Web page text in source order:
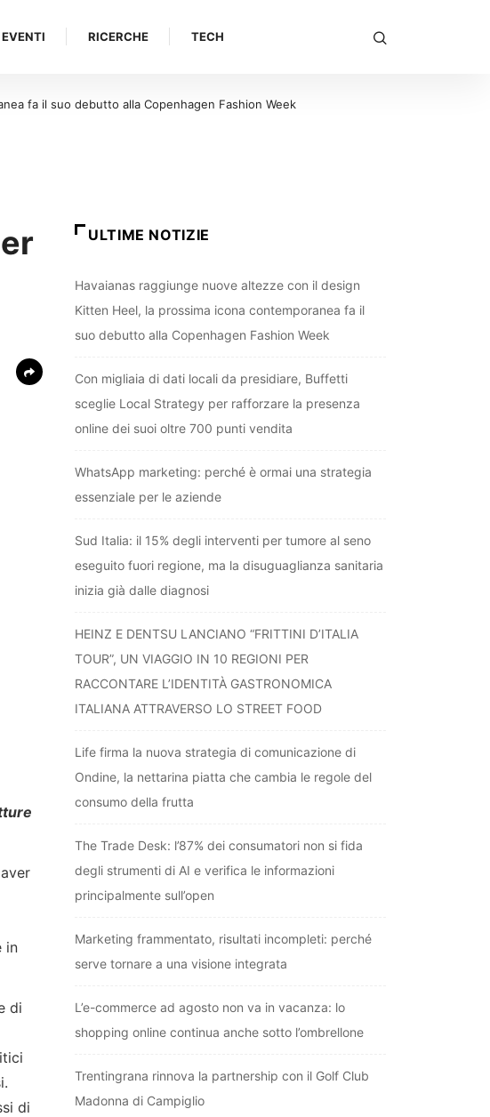
EVENTI RICERCHE TECH
presenza online dei suoi oltre 700 punti vendita
in
di
di
ULTIME NOTIZIE
Havaianas raggiunge nuove altezze con il design
Kitten Heel, la prossima icona contemporanea fa il
suo debutto alla Copenhagen Fashion Week
Con migliaia di dati locali da presidiare, Buffetti
sceglie Local Strategy per rafforzare la presenza
online dei suoi oltre 700 punti vendita
WhatsApp marketing: perché è ormai una strategia
essenziale per le aziende
Sud Italia: il 15% degli interventi per tumore al seno
eseguito fuori regione, ma la disuguaglianza sanitaria
inizia già dalle diagnosi
HEINZ E DENTSU LANCIANO “FRITTINI D’ITALIA
TOUR”, UN VIAGGIO IN 10 REGIONI PER
RACCONTARE L’IDENTITÀ GASTRONOMICA
ITALIANA ATTRAVERSO LO STREET FOOD
Life firma la nuova strategia di comunicazione di
Ondine, la nettarina piatta che cambia le regole del
consumo della frutta
The Trade Desk: l’87% dei consumatori non si fida
degli strumenti di AI e verifica le informazioni
principalmente sull’open
Marketing frammentato, risultati incompleti: perché
serve tornare a una visione integrata
L’e-commerce ad agosto non va in vacanza: lo
shopping online continua anche sotto l’ombrellone
Trentingrana rinnova la partnership con il Golf Club
Madonna di Campiglio